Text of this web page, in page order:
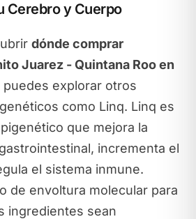
Cerebro y Cuerpo
dónde comprar
Juarez - Quintana Roo en
puedes explorar otros
como Linq. Linq es
que mejora la
incrementa el
el sistema inmune.
de envoltura molecular para
ingredientes sean